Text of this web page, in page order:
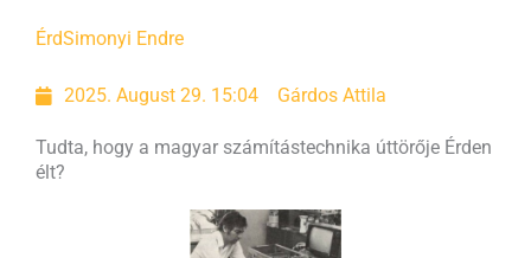
ÉrdSimonyi Endre
2025. August 29. 15:04 Gárdos Attila
Tudta, hogy a magyar számítástechnika úttörője Érden
élt?